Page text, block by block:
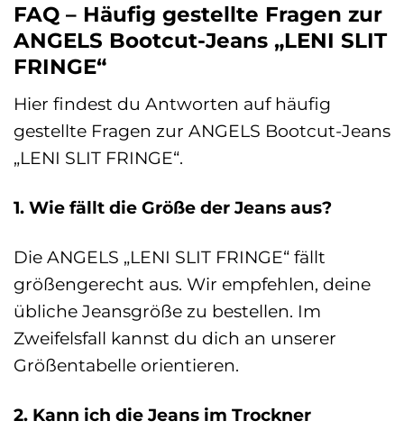
FAQ – Häufig gestellte Fragen zur
ANGELS Bootcut-Jeans „LENI SLIT
FRINGE“
Hier findest du Antworten auf häufig
gestellte Fragen zur ANGELS Bootcut-Jeans
„LENI SLIT FRINGE“.
1. Wie fällt die Größe der Jeans aus?
Die ANGELS „LENI SLIT FRINGE“ fällt
größengerecht aus. Wir empfehlen, deine
übliche Jeansgröße zu bestellen. Im
Zweifelsfall kannst du dich an unserer
Größentabelle orientieren.
2. Kann ich die Jeans im Trockner